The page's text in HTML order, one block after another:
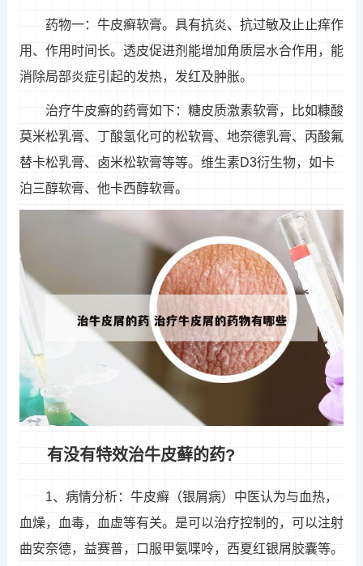
药物一：牛皮癣软膏。具有抗炎、抗过敏及止止痒作
用、作用时间长。透皮促进剂能增加角质层水合作用，能
消除局部炎症引起的发热，发红及肿胀。
治疗牛皮癣的药膏如下：糖皮质激素软膏，比如糠酸
莫米松乳膏、丁酸氢化可的松软膏、地奈德乳膏、丙酸氟
替卡松乳膏、卤米松软膏等等。维生素D3衍生物，如卡
泊三醇软膏、他卡西醇软膏。
有没有特效治牛皮藓的药?
1、病情分析：牛皮癣（银屑病）中医认为与血热，
血燥，血毒，血虚等有关。是可以治疗控制的，可以注射
曲安奈德，益赛普，口服甲氨喋呤，西夏红银屑胶囊等。